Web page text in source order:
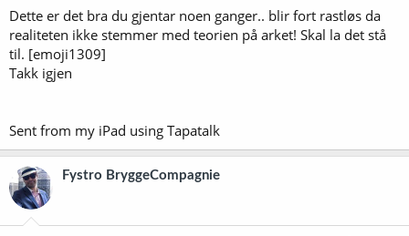
Dette er det bra du gjentar noen ganger.. blir fort rastløs da
realiteten ikke stemmer med teorien på arket! Skal la det stå
til. [emoji1309]
Takk igjen
Sent from my iPad using Tapatalk
Fystro BryggeCompagnie